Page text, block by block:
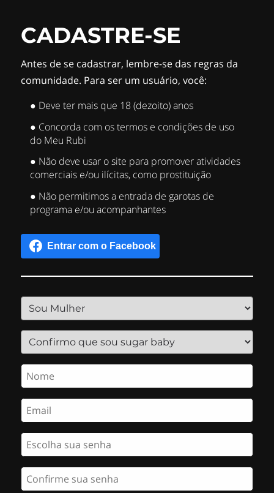
CADASTRE-SE
Antes de se cadastrar, lembre-se das regras da
comunidade. Para ser um usuário, você:
● Deve ter mais que 18 (dezoito) anos
● Concorda com os termos e condições de uso
do Meu Rubi
● Não deve usar o site para promover atividades
comerciais e/ou ilícitas, como prostituição
● Não permitimos a entrada de garotas de
programa e/ou acompanhantes